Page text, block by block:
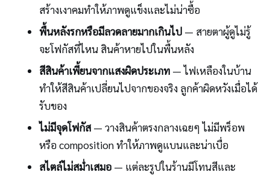
สร้างเงาคมทำให้ภาพดูแข็งและไม่น่าซื้อ
พื้นหลังรกหรือมีลวดลายมากเกินไป— สายตาผู้ดูไม่รู้
จะโฟกัสที่ไหน สินค้าหายไปในพื้นหลัง
สีสินค้าเพี้ยนจากแสงผิดประเภท— ไฟเหลืองในบ้าน
ทำให้สีสินค้าเปลี่ยนไปจากของจริง ลูกค้าผิดหวังเมื่อได้
รับของ
ไม่มีจุดโฟกัส— วางสินค้าตรงกลางเฉยๆ ไม่มีพร็อพ
หรือ composition ทำให้ภาพดูแบนและน่าเบื่อ
สไตล์ไม่สม่ำเสมอ— แต่ละรูปในร้านมีโทนสีและ